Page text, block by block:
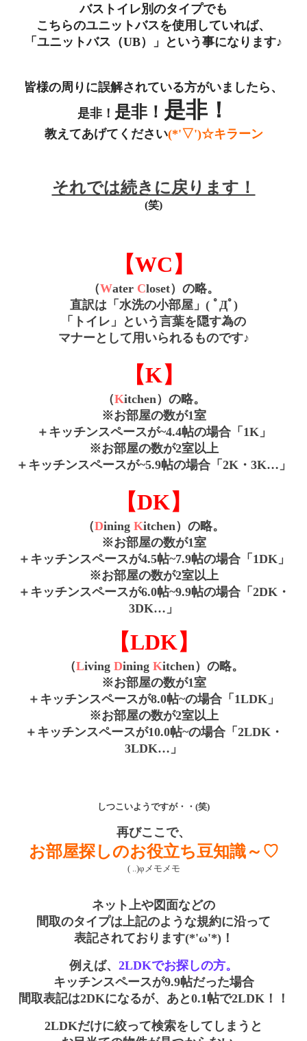
バストイレ別のタイプでも
こちらのユニットバスを使用していれば、
「ユニットバス（UB）」と いう事になります♪
皆様の周りに誤解されている方がいましたら、
是非！ 是非！ 是非！
教えてあげてください(*'▽')☆キラーン
それでは続きに戻ります！
(笑)
【WC】
（Water Closet）の略。
直訳は 「水洗の小部屋」( ﾟДﾟ)
「トイレ」という言葉を隠す為の
マナーとして用いられるものです♪
【K】
（Kitchen）の略。
※お部屋の数が1室
＋キッチンスペースが~4.4帖の場合「1K」
※お部屋の数が2室以上
＋キッチンスペースが~5.9帖の場合 「2K・3K…」
【DK】
（Dining Kitchen）の略。
※お部屋の数が1室
＋キッチンスペースが4.5帖~7.9帖の場合「1DK」
※お部屋の数が2室以上
＋キッチンスペースが6.0帖~9.9帖の場合「2DK・
3DK…」
【LDK】
（Living Dining Kitchen）の略。
※お部屋の数が1室
＋キッチンスペースが8.0帖~の場合 「1LDK」
※お部屋の数が2室以上
＋キッチンスペースが10.0帖~の場合「2LDK ・
3LDK…」
しつこいようですが・・(笑)
再びここで、
お部屋探しのお役立ち豆知識～♡
( ..)φメモメモ
ネット上や図面などの
間取のタイプは上記のような規約に沿って
表記されております(*'ω'*)！
例えば、 2LDKでお探しの方。
キッチンスペースが9.9帖だった場合
間取表記は2DKになるが、あと0.1帖で2LDK！！
2LDKだけに絞って検索をしてしまうと